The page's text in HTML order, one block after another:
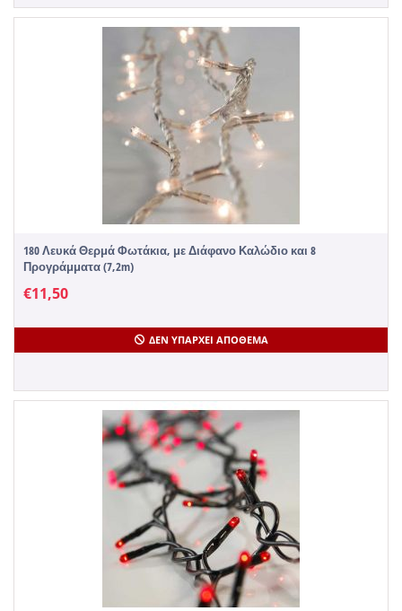
180 Λευκά Θερμά Φωτάκια, με Διάφανο Καλώδιο και 8
Προγράμματα (7,2m)
€11,50
ΔΕΝ ΥΠΆΡΧΕΙ ΑΠΌΘΕΜΑ